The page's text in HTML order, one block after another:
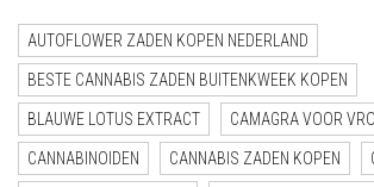
AUTOFLOWER ZADEN KOPEN NEDERLAND
BESTE CANNABIS ZADEN BUITENKWEEK KOPEN
BLAUWE LOTUS EXTRACT CAMAGRA VOOR
CANNABINOIDEN CANNABIS ZADEN KOPEN